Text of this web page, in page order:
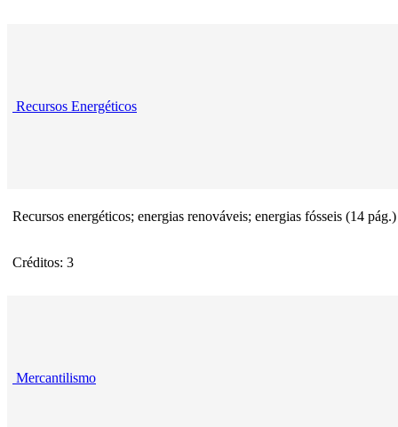
Recursos Energéticos
Recursos energéticos; energias renováveis; energias fósseis (14
Créditos: 3
Mercantilismo